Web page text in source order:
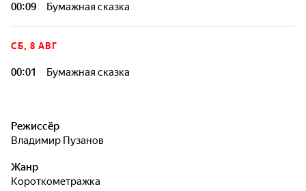
00:09 Бумажная сказка
СБ, 8 АВГ
00:01 Бумажная сказка
Режиссёр
Владимир Пузанов
Жанр
короткометражка